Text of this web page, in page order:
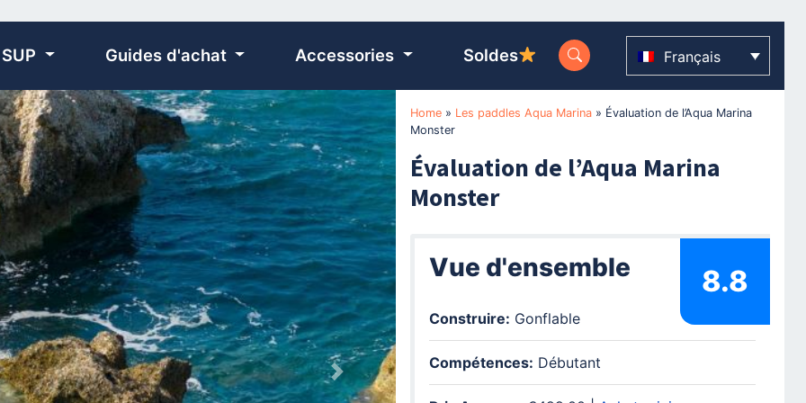
Guides d'achat Accessories Soldes Français
Next
Home » Les paddles Aqua Marina » Évaluation de l’Aqua Marina
Monster
Évaluation de l’Aqua Marina
Monster
Vue d'ensemble
Construire: Gonflable
Compétences: Débutant
8.8